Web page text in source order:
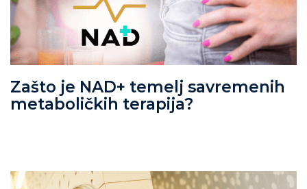
Zašto je NAD+ temelj savremenih
metaboličkih terapija?